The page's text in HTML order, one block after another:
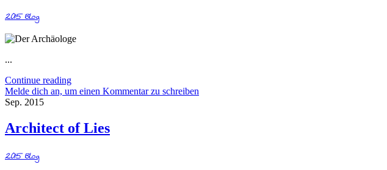
2015Blog
...
Continue reading
Melde dich an, um einen Kommentar zu schreiben
Sep. 2015
Architect of Lies
2015Blog